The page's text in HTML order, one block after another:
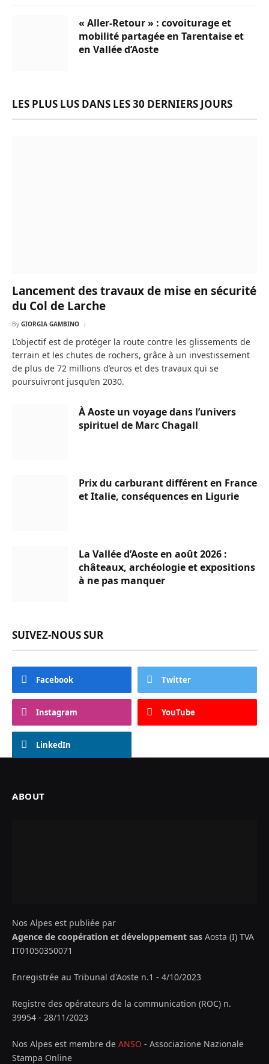
« Aller-Retour » : covoiturage et
mobilité partagée en Tarentaise et
en Vallée d’Aoste
LES PLUS LUS DANS LES 30 DERNIERS JOURS
Lancement des travaux de mise en sécurité
du Col de Larche
By GIORGIA GAMBINO
L’objectif est de protéger la route contre les glissements de
terrain et les chutes de rochers, grâce à un investissement
de plus de 72 millions d’euros et des travaux qui se
poursuivront jusqu’en 2030.
À Aoste un voyage dans l’univers
spirituel de Marc Chagall
Prix du carburant différent en France
et Italie, conséquences en Ligurie
La Vallée d’Aoste en août 2026 :
châteaux, archéologie et expositions
à ne pas manquer
SUIVEZ-NOUS SUR
Facebook Twitter
Instagram YouTube
LinkedIn
ABOUT
Nos Alpes est publiée par
Agence de coopération et développement sas Aosta (I) TVA
IT01050350071
Enregistrée au Tribunal d'Aoste n.1 - 4/10/2023
Registre des opérateurs de la communication (ROC) n.
39954 - 28/11/2023
Nos Alpes est membre de ANSO - Associazione Nazionale
Stampa Online